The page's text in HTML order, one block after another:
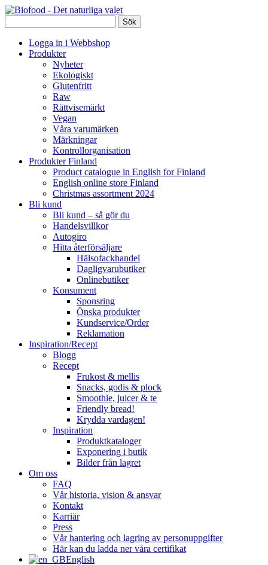
Logga in i Webbshop
Produkter
Nyheter
Ekologiskt
Glutenfritt
Raw
Rättvisemärkt
Vegan
Våra varumärken
Märkningar
Kontrollorganisation
Produkter Finland
Product catalogue in English for Finland
English online store Finland
Christmas assortment 2024
Bli kund
Bli kund – så gör du
Handelsvillkor
Autogiro
Hitta återförsäljare
Hälsofackhandel
Dagligvarubutiker
Onlinebutiker
Konsument
Sponsring
Önska produkter
Kundservice/Order
Reklamation
Inspiration/Recept
Blogg
Recept
Frukost & mellis
Snacks, godis & plock
Smoothie, juicer & te
Friendly bread!
Krydda vardagen!
Inspiration
Produktkataloger
Exponering i butik
Bilder från lagret
Om oss
FAQ
Vår historia, vision & ansvar
Kontakt
Karriär
Press
Vår hantering och lagring av personuppgifter
Här kan du ladda ner våra certifikat
English